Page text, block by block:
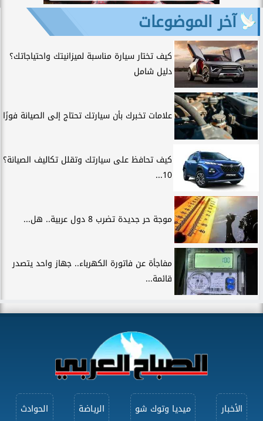
آخر الموضوعات
كيف تختار سيارة مناسبة لميزانيتك واحتياجاتك؟
دليل شامل
علامات تخبرك بأن سيارتك تحتاج إلى الصيانة فورًا
كيف تحافظ على سيارتك وتقلل تكاليف الصيانة؟
10...
موجة حر جديدة تضرب 8 دول عربية.. هل...
مفاجأة عن فاتورة الكهرباء.. جهاز واحد يتصدر
قائمة...
الأخبار ميديا وتوك شو الرياضة الحوادث